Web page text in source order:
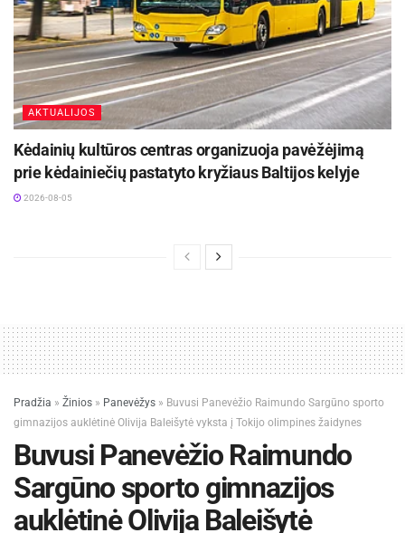
AKTUALIJOS
Kėdainių kultūros centras organizuoja pavėžėjimą
prie kėdainiečių pastatyto kryžiaus Baltijos kelyje
2026-08-05
Pradžia » Žinios » Panevėžys » Buvusi Panevėžio Raimundo Sargūno sporto
gimnazijos auklėtinė Olivija Baleišytė vyksta į Tokijo olimpines žaidynes
Buvusi Panevėžio Raimundo
Sargūno sporto gimnazijos
auklėtinė Olivija Baleišytė